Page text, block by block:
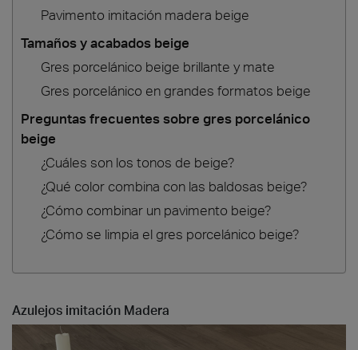
Pavimento imitación madera beige
Tamaños y acabados beige
Gres porcelánico beige brillante y mate
Gres porcelánico en grandes formatos beige
Preguntas frecuentes sobre gres porcelánico
beige
¿Cuáles son los tonos de beige?
¿Qué color combina con las baldosas beige?
¿Cómo combinar un pavimento beige?
¿Cómo se limpia el gres porcelánico beige?
Azulejos imitación Madera